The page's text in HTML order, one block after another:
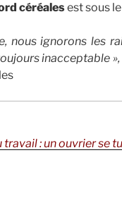
céréalesest sous
nous ignorons les
inacceptable »,
: un ouvrier se